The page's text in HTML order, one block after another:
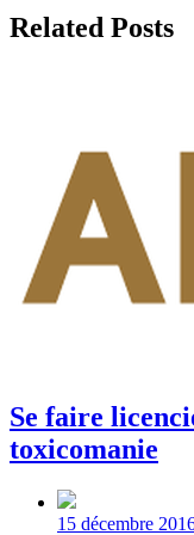
Related Posts
Se faire
toxicomanie
Post
date
15 décembre